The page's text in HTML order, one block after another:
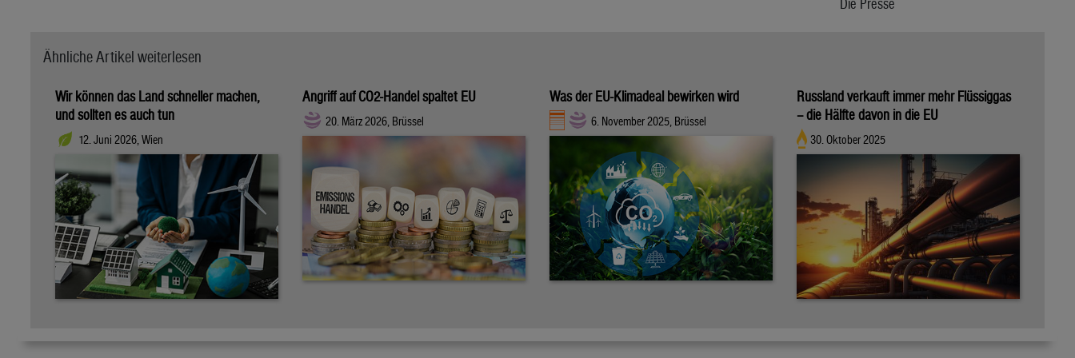
Ähnliche Artikel weiterlesen
Wir können das Land schneller machen,
und sollten es auch tun
12. Juni 2026, Wien
Angriff auf CO2-Handel spaltet EU
20. März 2026, Brüssel
Was der EU-Klimadeal bewirken wird
6. November 2025, Brüssel
Russland verkauft immer mehr Flüssiggas
– die Hälfte davon in die EU
30. Oktober 2025